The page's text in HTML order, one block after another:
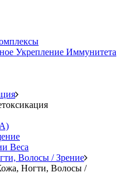
Укрепление Иммунитета
Веса
Волосы / Зрение
Ногти, Волосы /